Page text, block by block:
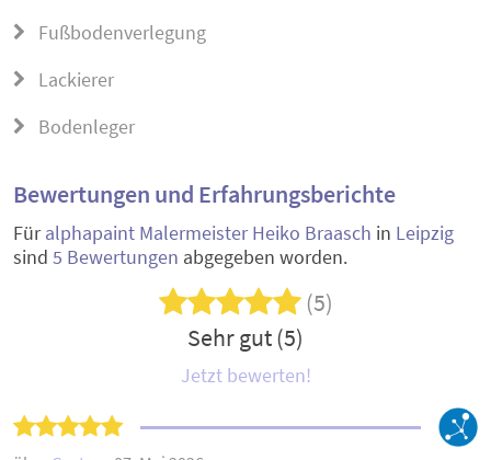
Fußbodenverlegung
Lackierer
Bodenleger
Bewertungen und Erfahrungsberichte
Füralphapaint Malermeister Heiko Braasch in Leipzig
sind 5 Bewertungen abgegeben worden.
(5)
Sehr gut (5)
Jetzt bewerten!